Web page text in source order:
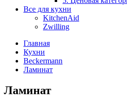
Все для кухни
KitchenAid
Zwilling
Главная
Кухни
Beckermann
Ламинат
Ламинат